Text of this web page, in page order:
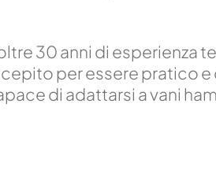
30 anni di esperienza
per essere pratico
di adattarsi a vani